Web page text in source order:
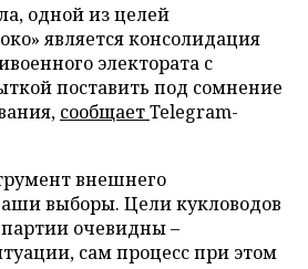
одной из целей
является консолидация
электората с
поставить под сомнение
сообщаетTelegram-
внешнего
выборы. Цели кукловодов
очевидны –
сам процесс при этом